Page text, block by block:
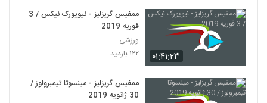
۰۱:۴۱:۲۳
ممفیس گریزلیز - نیویورک نیکس / 3
فوریه 2019
ورزشی
۱۲۲ بازدید
ممفیس گریزلیز - مینسوتا تیمبرولوز /
30 ژانویه 2019